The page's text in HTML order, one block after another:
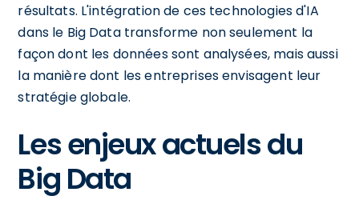
résultats. L'intégration de ces technologies d'IA
dans le Big Data transforme non seulement la
façon dont les données sont analysées, mais aussi
la manière dont les entreprises envisagent leur
stratégie globale.
Les enjeux actuels du
Big Data